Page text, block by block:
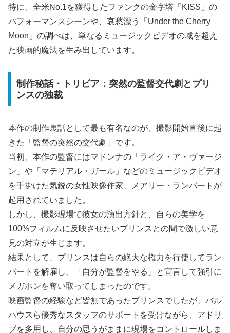
特に、全米No.1を獲得したファンクの金字塔「KISS」の
パフォーマンスシーンや、哀愁漂う「Under the Cherry
Moon」の調べは、単なるミュージックビデオの域を超え
た映画的魔法を生み出しています。
制作秘話・トリビア：突然の監督交代劇とプリ
ンスの独裁
本作の制作裏話として最も有名なのが、撮影開始直後に起
きた「監督の突然の交代劇」です。
当初、本作の監督にはマドンナの「ライク・ア・ヴァージ
ン」や「マテリアル・ガール」などのミュージックビデオ
を手掛けた気鋭の女性映像作家、メアリー・ランバートが
起用されていました。
しかし、撮影現場で彼女の演出方針と、自らの美学を
100%フィルムに反映させたいプリンスとの間で激しい意
見の対立が生じます。
結果として、プリンスは自らの絶大な権力を行使してラン
バートを解雇し、「自分が監督をやる」と宣言して強引に
メガホンを奪い取ってしまったのです。
映画監督の経験など皆無であったプリンスでしたが、バル
ハウスら優秀なスタッフのサポートを受けながら、アドリ
ブを多用し、自分の思うがままに現場をコントロールしま